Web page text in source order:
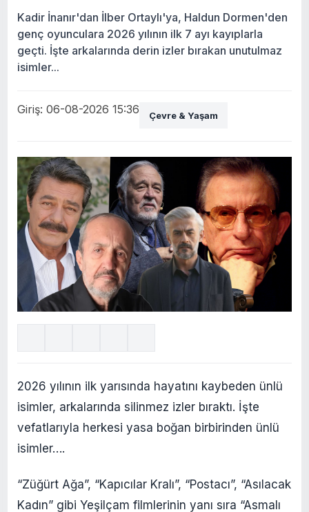
Kadir İnanır'dan İlber Ortaylı'ya, Haldun Dormen'den
genç oyunculara 2026 yılının ilk 7 ayı kayıplarla
geçti. İşte arkalarında derin izler bırakan unutulmaz
isimler...
Giriş: 06-08-2026 15:36 Çevre & Yaşam
2026 yılının ilk yarısında hayatını kaybeden ünlü
isimler, arkalarında silinmez izler bıraktı. İşte
vefatlarıyla herkesi yasa boğan birbirinden ünlü
isimler….
“Züğürt Ağa”, “Kapıcılar Kralı”, “Postacı”, “Asılacak
Kadın” gibi Yeşilçam filmlerinin yanı sıra “Asmalı